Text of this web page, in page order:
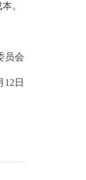
。
员会
12日